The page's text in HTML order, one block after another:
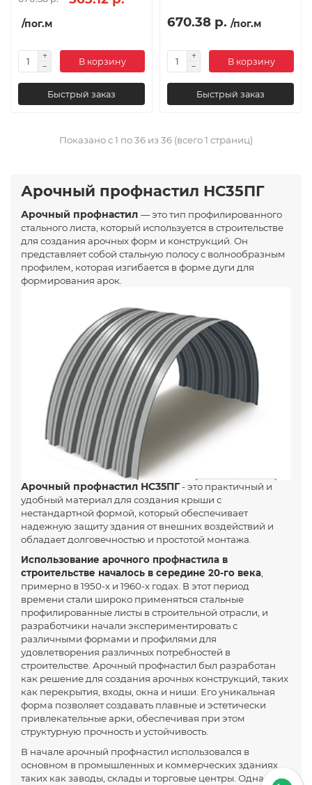
/пог.м
В корзину
Быстрый заказ
670.38 р. /пог.м
В корзину
Быстрый заказ
Показано с 1 по 36 из 36 (всего 1 страниц)
Арочный профнастил НС35ПГ
Арочный профнастил — это тип профилированного
стального листа, который используется в строительстве
для создания арочных форм и конструкций. Он
представляет собой стальную полосу с волнообразным
профилем, которая изгибается в форме дуги для
формирования арок.
Арочный профнастил НС35ПГ- это практичный и
удобный материал для создания крыши с
нестандартной формой, который обеспечивает
надежную защиту здания от внешних воздействий и
обладает долговечностью и простотой монтажа.
Использование арочного профнастила в
строительстве началось в середине 20-го века
примерно в 1950-х и 1960-х годах. В этот период
времени стали широко применяться стальные
профилированные листы в строительной отрасли, и
разработчики начали экспериментировать с
различными формами и профилями для
удовлетворения различных потребностей в
строительстве. Арочный профнастил был разработан
как решение для создания арочных конструкций, таких
как перекрытия, входы, окна и ниши. Его уникальная
форма позволяет создавать плавные и эстетически
привлекательные арки, обеспечивая при этом
структурную прочность и устойчивость.
В начале арочный профнастил использовался в
основном в промышленных и коммерческих зданиях,
таких как заводы, склады и торговые центры. Однако со